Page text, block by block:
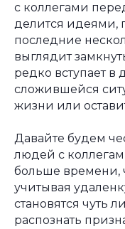
с коллегами
делится идеями,
последние
выглядит
редко вступает в
сложившейся
жизни или
Давайте будем
людей с
больше времени,
учитывая
становятся чуть
распознать